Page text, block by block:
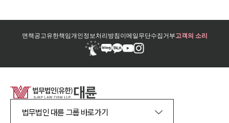
면책공고유한책임개인정보처리방침이메일무단수집거부고객의 소리
법무법인 대륜 그룹 바로가기